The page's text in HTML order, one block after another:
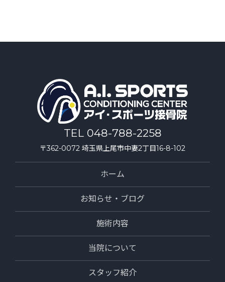
TEL 048-788-2258
〒362-0072 埼玉県上尾市中妻2丁目16-8-102
ホーム
お知らせ・ブログ
施術内容
当院について
スタッフ紹介